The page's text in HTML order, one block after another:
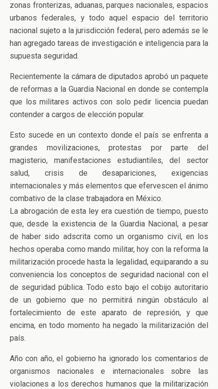
zonas fronterizas, aduanas, parques nacionales, espacios
urbanos federales, y todo aquel espacio del territorio
nacional sujeto a la jurisdicción federal, pero además se le
han agregado tareas de investigación e inteligencia para la
supuesta seguridad.
Recientemente la cámara de diputados aprobó un paquete
de reformas a la Guardia Nacional en donde se contempla
que los militares activos con solo pedir licencia puedan
contender a cargos de elección popular.
Esto sucede en un contexto donde el país se enfrenta a
grandes movilizaciones, protestas por parte del
magisterio, manifestaciones estudiantiles, del sector
salud, crisis de desapariciones, exigencias
internacionales y más elementos que efervescen el ánimo
combativo de la clase trabajadora en México.
La abrogación de esta ley era cuestión de tiempo, puesto
que, desde la existencia de la Guardia Nacional, a pesar
de haber sido adscrita como un organismo civil, en los
hechos operaba como mando militar, hoy con la reforma la
militarización procede hasta la legalidad, equiparando a su
conveniencia los conceptos de seguridad nacional con el
de seguridad pública. Todo esto bajo el cobijo autoritario
de un gobierno que no permitirá ningún obstáculo al
fortalecimiento de este aparato de represión, y que
encima, en todo momento ha negado la militarización del
país.
Año con año, el gobierno ha ignorado los comentarios de
organismos nacionales e internacionales sobre las
violaciones a los derechos humanos que la militarización